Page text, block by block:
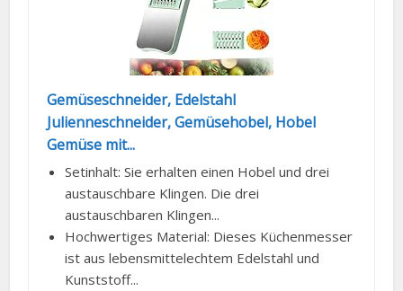
Gemüseschneider, Edelstahl
Julienneschneider, Gemüsehobel, Hobel
Gemüse mit...
Setinhalt: Sie erhalten einen Hobel und drei
austauschbare Klingen. Die drei
austauschbaren Klingen...
Hochwertiges Material: Dieses Küchenmesser
ist aus lebensmittelechtem Edelstahl und
Kunststoff...